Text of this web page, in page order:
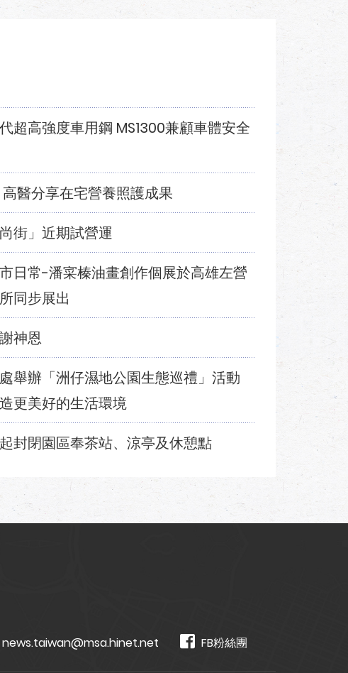
超高強度車用鋼 MS1300兼顧車體安全
醫分享在宅營養照護成果
街」近期試營運
日常-潘寀榛油畫創作個展於高雄左營
同步展出
神恩
舉辦「洲仔濕地公園生態巡禮」活動
更美好的生活環境
封閉園區奉茶站、涼亭及休憩點
news.taiwan@msa.hinet.net FB粉絲團